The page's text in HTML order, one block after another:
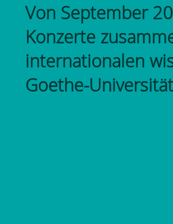
Von September
Konzerte
internationalen
Goethe-